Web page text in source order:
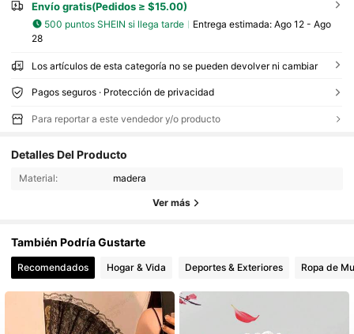
Envío gratis(Pedidos ≥ $15.00)
500 puntos SHEIN si llega tarde Entrega estimada: Ago 12 - Ago
28
Los artículos de esta categoría no se pueden devolver ni cambiar
Pagos seguros · Protección de privacidad
Para reportar a este vendedor y/o producto
Detalles Del Producto
Material: madera
Ver más
También Podría Gustarte
Recomendados Hogar & Vida Deportes & Exteriores Ropa de